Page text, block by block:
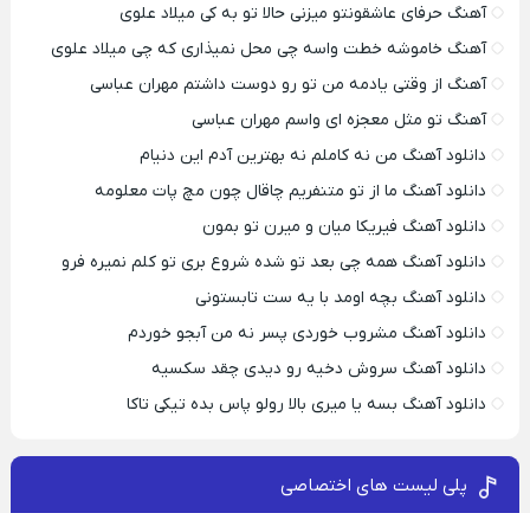
آهنگ حرفای عاشقونتو میزنی حالا تو به کی میلاد علوی
آهنگ خاموشه خطت واسه چی محل نمیذاری که چی میلاد علوی
آهنگ از وقتی یادمه من تو رو دوست داشتم مهران عباسی
آهنگ تو مثل معجزه ای واسم مهران عباسی
دانلود آهنگ من نه کاملم نه بهترین آدم این دنیام
دانلود آهنگ ما از تو متنفریم چاقال چون مچ پات معلومه
دانلود آهنگ فیریکا میان و میرن تو بمون
دانلود آهنگ همه چی بعد تو شده شروع بری تو کلم نمیره فرو
دانلود آهنگ بچه اومد با یه ست تابستونی
دانلود آهنگ مشروب خوردی پسر نه من آبجو خوردم
دانلود آهنگ سروش دخیه رو دیدی چقد سکسیه
دانلود آهنگ بسه یا میری بالا رولو پاس بده تیکی تاکا
پلی لیست های اختصاصی